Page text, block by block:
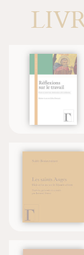
Giles
Les
Saint